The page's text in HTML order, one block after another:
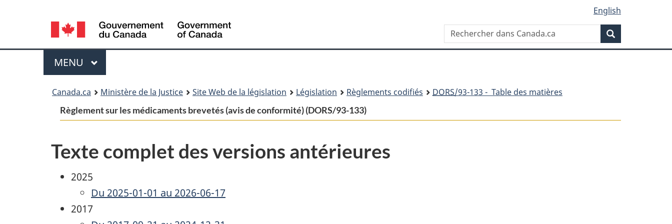
principal
À
site
version
Language
selection
English
Rechercher
dans
Canada.ca
Menu
MENU PRINCIPAL
Canada.ca Ministère de la Justice Site Web de la législation Législation Règlements codifiés DORS/93-133 - Table des matières
Règlement sur les médicaments brevetés (avis de conformité) (DORS/93-133)
Texte complet des versions antérieures
2025
Du 2025-01-01 au 2026-06-17
2017